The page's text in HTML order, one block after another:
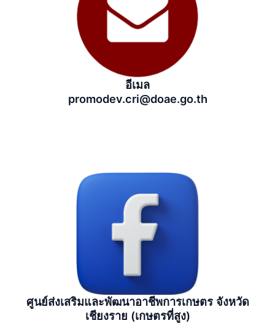
อีเมล
promodev.cri@doae.go.th
ศูนย์ส่งเสริมและพัฒนาอาชีพการเกษตร จังหวัด
เชียงราย (เกษตรที่สูง)